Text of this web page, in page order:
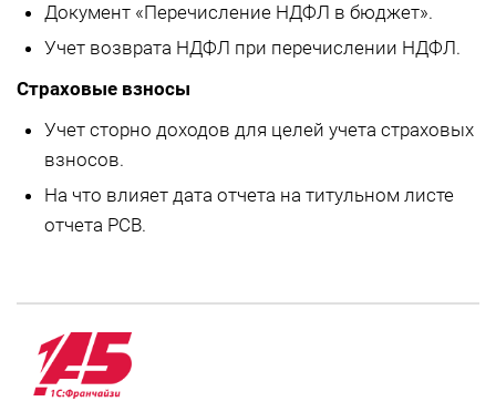
Документ «Перечисление НДФЛ в бюджет».
Учет возврата НДФЛ при перечислении НДФЛ.
Страховые взносы
Учет сторно доходов для целей учета страховых
взносов.
На что влияет дата отчета на титульном листе
отчета РСВ.